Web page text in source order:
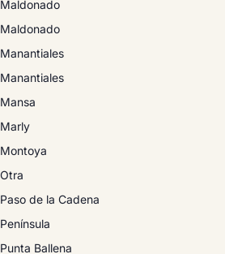
Maldonado
Maldonado
Manantiales
Manantiales
Mansa
Marly
Montoya
Otra
Paso de la Cadena
Península
Punta Ballena